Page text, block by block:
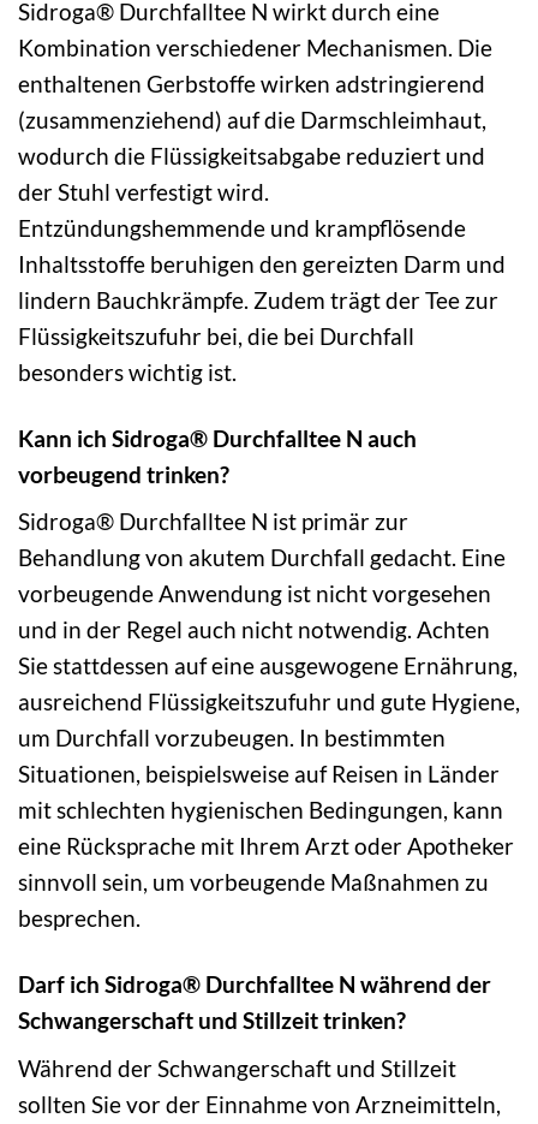
Sidroga® Durchfalltee N wirkt durch eine
Kombination verschiedener Mechanismen. Die
enthaltenen Gerbstoffe wirken adstringierend
(zusammenziehend) auf die Darmschleimhaut,
wodurch die Flüssigkeitsabgabe reduziert und
der Stuhl verfestigt wird.
Entzündungshemmende und krampflösende
Inhaltsstoffe beruhigen den gereizten Darm und
lindern Bauchkrämpfe. Zudem trägt der Tee zur
Flüssigkeitszufuhr bei, die bei Durchfall
besonders wichtig ist.
Kann ich Sidroga® Durchfalltee N auch
vorbeugend trinken?
Sidroga® Durchfalltee N ist primär zur
Behandlung von akutem Durchfall gedacht. Eine
vorbeugende Anwendung ist nicht vorgesehen
und in der Regel auch nicht notwendig. Achten
Sie stattdessen auf eine ausgewogene Ernährung,
ausreichend Flüssigkeitszufuhr und gute Hygiene,
um Durchfall vorzubeugen. In bestimmten
Situationen, beispielsweise auf Reisen in Länder
mit schlechten hygienischen Bedingungen, kann
eine Rücksprache mit Ihrem Arzt oder Apotheker
sinnvoll sein, um vorbeugende Maßnahmen zu
besprechen.
Darf ich Sidroga® Durchfalltee N während der
Schwangerschaft und Stillzeit trinken?
Während der Schwangerschaft und Stillzeit
sollten Sie vor der Einnahme von Arzneimitteln,